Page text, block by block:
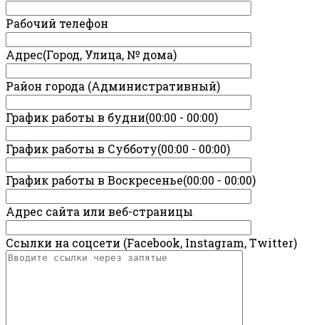
Рабочий телефон
Адрес(Город, Улица, № дома)
Район города (Административный)
График работы в будни(00:00 - 00:00)
График работы в Субботу(00:00 - 00:00)
График работы в Воскресенье(00:00 - 00:00)
Адрес сайта или веб-страницы
Ссылки на соцсети (Facebook, Instagram, Twitter)